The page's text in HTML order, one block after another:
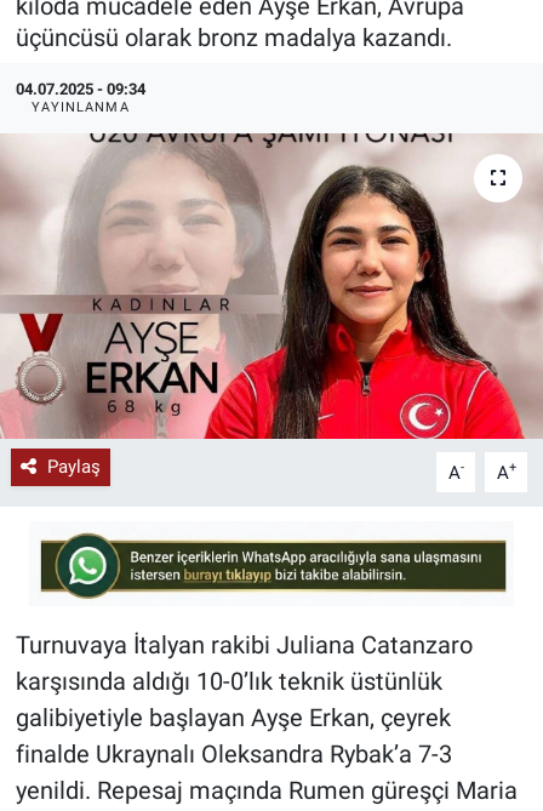
üçüncüsü olarak bronz madalya kazandı.
04.07.2025 - 09:34
YAYINLANMA
Paylaş A- A+
Turnuvaya İtalyan rakibi Juliana Catanzaro
karşısında aldığı 10-0’lık teknik üstünlük
galibiyetiyle başlayan Ayşe Erkan, çeyrek
finalde Ukraynalı Oleksandra Rybak’a 7-3
yenildi. Repesaj maçında Rumen güreşçi Maria
SPOR
YAŞAM
RESMİ İLAN